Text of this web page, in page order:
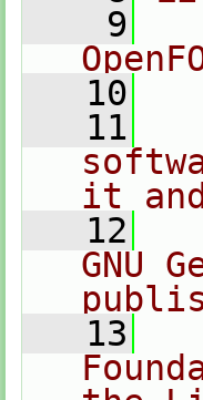
    9
   10
   11
it
   12
GNU
   13